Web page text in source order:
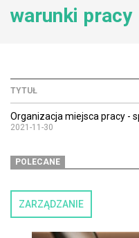
warunki pracy
TYTUŁ
Organizacja miejsca pracy -
2021-11-30
POLECANE
ZARZĄDZANIE